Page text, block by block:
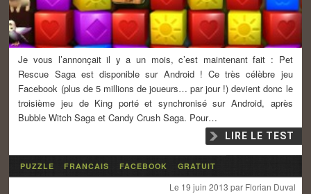
Je vous l’annonçait il y a un mois, c’est maintenant fait : Pet
Rescue Saga est disponible sur Android ! Ce très célèbre jeu
Facebook (plus de 5 millions de joueurs… par jour !) devient donc le
troisième jeu de King porté et synchronisé sur Android, après
Bubble Witch Saga et Candy Crush Saga. Pour…
LIRE LE TEST
PUZZLE FRANCAIS FACEBOOK GRATUIT
Le 19 juin 2013 par Florian Duval